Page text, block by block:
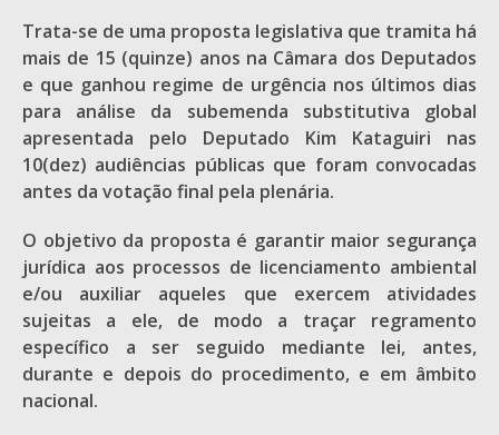
Trata-se de uma proposta legislativa que tramita há
mais de 15 (quinze) anos na Câmara dos Deputados
e que ganhou regime de urgência nos últimos dias
para análise da subemenda substitutiva global
apresentada pelo Deputado Kim Kataguiri nas
10(dez) audiências públicas que foram convocadas
antes da votação final pela plenária.
O objetivo da proposta é garantir maior segurança
jurídica aos processos de licenciamento ambiental
e/ou auxiliar aqueles que exercem atividades
sujeitas a ele, de modo a traçar regramento
específico a ser seguido mediante lei, antes,
durante e depois do procedimento, e em âmbito
nacional.